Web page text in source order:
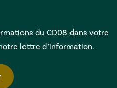
du CD08 dans votre
lettre d’information.